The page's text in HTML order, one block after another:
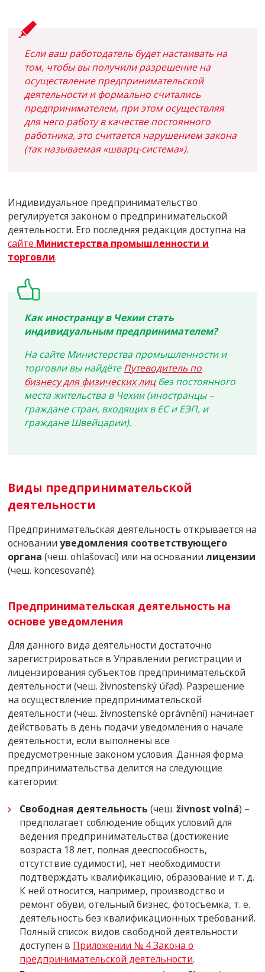
Если ваш работодатель будет настаивать на
том, чтобы вы получили разрешение на
осуществление предпринимательской
деятельности и формально считались
предпринимателем, при этом осуществляя
для него работу в качестве постоянного
работника, это считается нарушением закона
(так называемая «шварц-система»).
Индивидуальное предпринимательство
регулируется законом о предпринимательской
деятельности. Его последняя редакция доступна на
сайте Министерства промышленности и
торговли.
Как иностранцу в Чехии стать
индивидуальным предпринимателем?
На сайте Министерства промышленности и
торговли вы найдётеПутеводитель по
бизнесу для физических лицбез постоянного
места жительства в Чехии (иностранцы –
граждане стран, входящих в ЕС и ЕЭП, и
граждане Швейцарии).
Виды предпринимательской
деятельности
Предпринимательская деятельность открывается на
основанииуведомления соответствующего
органа (чеш. ohlašovací) или на основаниилицензии
(чеш. koncesované).
Предпринимательская деятельность на
основе уведомления
Для данного вида деятельности достаточно
зарегистрироваться в Управлении регистрации и
лицензирования субъектов предпринимательской
деятельности (чеш. živnostenský úřad). Разрешение
на осуществление предпринимательской
деятельности (чеш. živnostenské oprávnění) начинает
действовать в день подачи уведомления о начале
деятельности, если выполнены все
предусмотренные законом условия. Данная форма
предпринимательства делится на следующие
категории:
Свободная деятельность (чеш.živnost volná) –
предполагает соблюдение общих условий для
ведения предпринимательства (достижение
возраста 18 лет, полная дееспособность,
отсутствие судимости), нет необходимости
подтверждать квалификацию, образование и т. д.
К ней относится, например, производство и
ремонт обуви, отельный бизнес, фотосъёмка, т. е.
деятельность без квалификационных требований.
Полный список видов свободной деятельности
доступен в Приложении № 4 Закона о
предпринимательской деятельности.